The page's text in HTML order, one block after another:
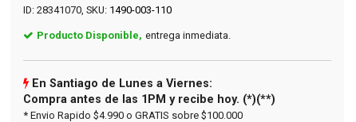
ID: 28341070, SKU: 1490-003-110
Producto Disponible, entrega inmediata.
En Santiago de Lunes a Viernes:
Compra antes de las 1PM y recibe hoy. (*)(**)
* Envio Rapido $4.990 o GRATIS sobre $100.000